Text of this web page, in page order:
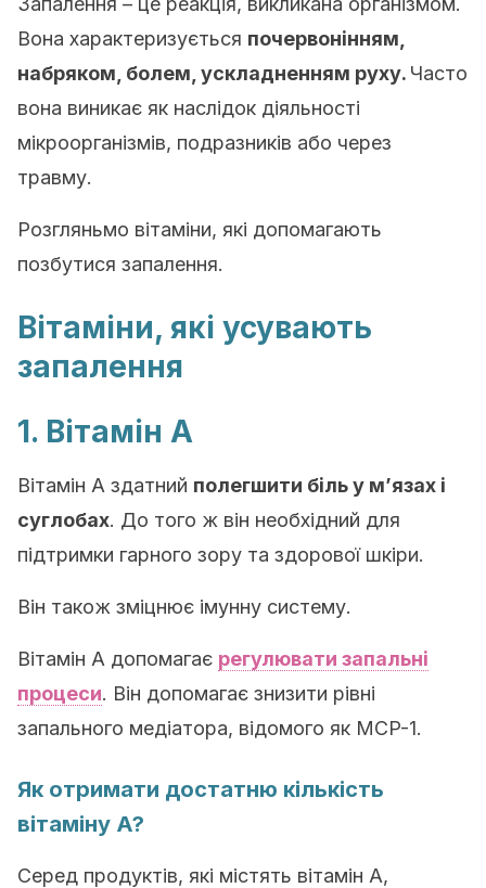
Вона характеризується почервонінням,
набряком, болем, ускладненням руху. Часто
вона виникає як наслідок діяльності
мікроорганізмів, подразників або через
травму.
Розгляньмо вітаміни, які допомагають
позбутися запалення.
Вітаміни, які усувають
запалення
1. Вітамін А
Вітамін А здатний полегшити біль у м’язах і
суглобах. До того ж він необхідний для
підтримки гарного зору та здорової шкіри.
Він також зміцнює імунну систему.
Вітамін A допомагає регулювати запальні
процеси. Він допомагає знизити рівні
запального медіатора, відомого як MCP-1.
Як отримати достатню кількість
вітаміну A?
Серед продуктів, які містять вітамін А,